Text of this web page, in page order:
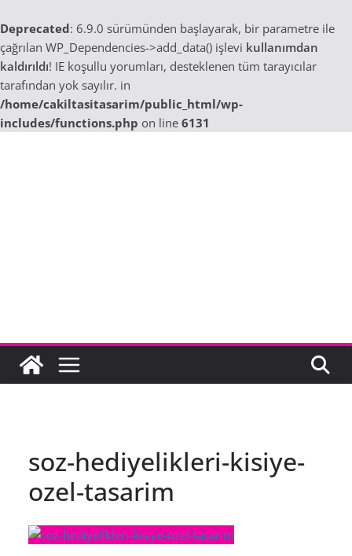
Deprecated: 6.9.0 sürümünden başlayarak, bir parametre ile
çağrılan WP_Dependencies->add_data() işlevi kullanımdan
kaldırıldı! IE koşullu yorumları, desteklenen tüm tarayıcılar
tarafından yok sayılır. in
/home/cakiltasitasarim/public_html/wp-
includes/functions.php on line 6131
soz-hediyelikleri-kisiye-
ozel-tasarim